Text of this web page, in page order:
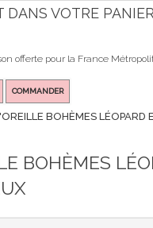
DANS VOTRE
offerte pour la France
COMMANDER
BOHÈMES LÉOPARD
BOHÈMES